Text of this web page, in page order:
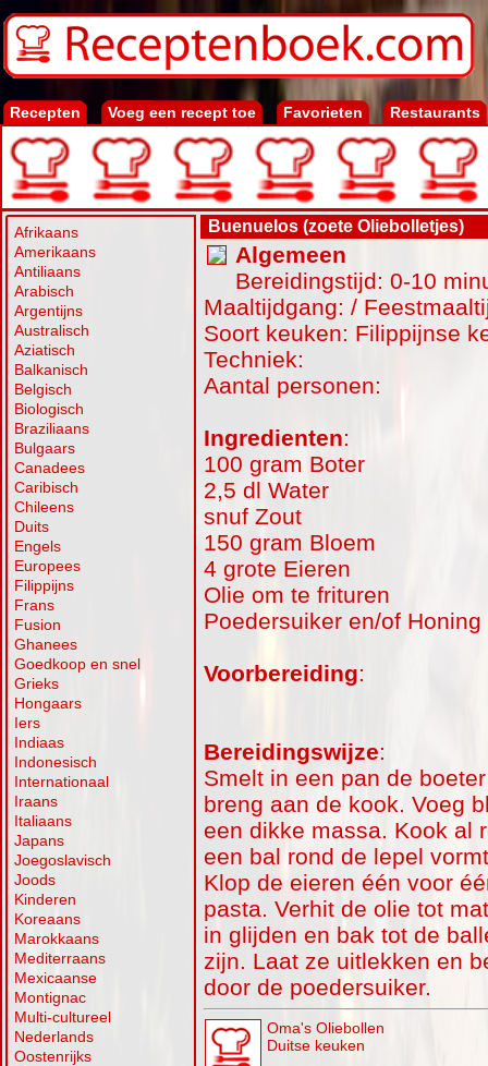
Recepten Voeg een recept toe Favorieten Restaurants
Afrikaans
Amerikaans
Antiliaans
Arabisch
Argentijns
Australisch
Aziatisch
Balkanisch
Belgisch
Biologisch
Braziliaans
Bulgaars
Canadees
Caribisch
Chileens
Duits
Engels
Europees
Filippijns
Frans
Fusion
Ghanees
Goedkoop en snel
Grieks
Hongaars
Iers
Indiaas
Indonesisch
Internationaal
Iraans
Italiaans
Japans
Joegoslavisch
Joods
Kinderen
Koreaans
Marokkaans
Mediterraans
Mexicaanse
Montignac
Multi-cultureel
Nederlands
Oostenrijks
Buenuelos (zoete Oliebolletjes)
Algemeen
Bereidingstijd: 0-10
Maaltijdgang: /
Soort keuken: Filippijnse
Techniek:
Aantal personen:
Ingredienten:
100 gram Boter
2,5 dl Water
snuf Zout
150 gram Bloem
4 grote Eieren
Olie om te frituren
Poedersuiker en/of Honing
Voorbereiding:
Bereidingswijze:
Smelt in een pan de
breng aan de kook. Voeg
een dikke massa. Kook al
een bal rond de lepel
Klop de eieren één voor
pasta. Verhit de olie tot
in glijden en bak tot de
zijn. Laat ze uitlekken en
door de poedersuiker.
Oma's Oliebollen
Duitse keuken